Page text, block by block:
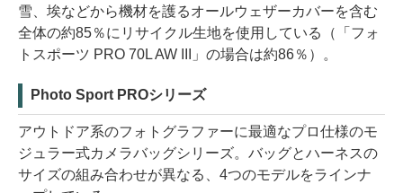
雪、埃などから機材を護るオールウェザーカバーを含む
全体の約85％にリサイクル生地を使用している（「フォ
トスポーツ PRO 70L AW III」の場合は約86％）。
Photo Sport PROシリーズ
アウトドア系のフォトグラファーに最適なプロ仕様のモ
ジュラー式カメラバッグシリーズ。バッグとハーネスの
サイズの組み合わせが異なる、4つのモデルをラインナ